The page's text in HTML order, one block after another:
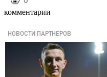
комментарии